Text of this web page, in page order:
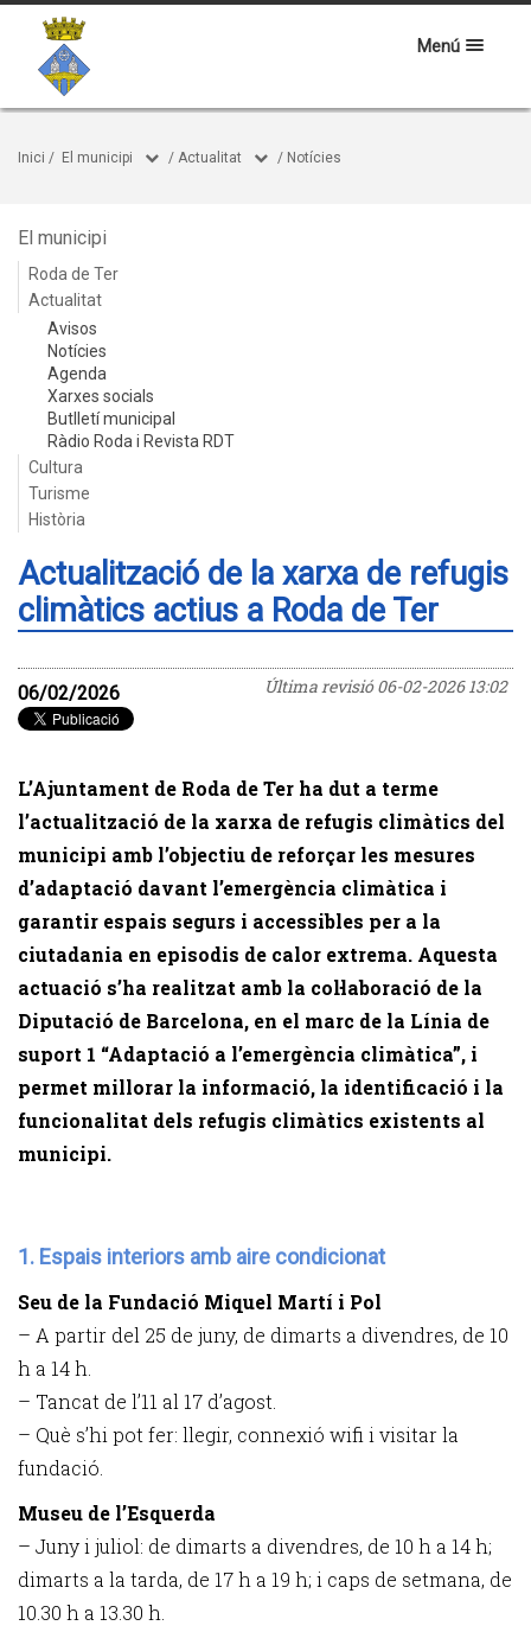
Menú
Inici / El municipi / Actualitat / Notícies
El municipi
Roda de Ter
Actualitat
Avisos
Notícies
Agenda
Xarxes socials
Butlletí municipal
Ràdio Roda i Revista RDT
Cultura
Turisme
Història
Actualització de la xarxa de refugis
climàtics actius a Roda de Ter
Última revisió06-02-2026 13:02
06/02/2026
L’Ajuntament de Roda de Ter ha dut a terme
l’actualització de la xarxa de refugis climàtics del
municipi amb l’objectiu de reforçar les mesures
d’adaptació davant l’emergència climàtica i
garantir espais segurs i accessibles per a la
ciutadania en episodis de calor extrema. Aquesta
actuació s’ha realitzat amb la col·laboració de la
Diputació de Barcelona, en el marc de la Línia de
suport 1 “Adaptació a l’emergència climàtica”, i
permet millorar la informació, la identificació i la
funcionalitat dels refugis climàtics existents al
municipi.
1. Espais interiors amb aire condicionat
Seu de la Fundació Miquel Martí i Pol
– A partir del 25 de juny, de dimarts a divendres, de 10
h a 14 h.
– Tancat de l’11 al 17 d’agost.
– Què s’hi pot fer: llegir, connexió wifi i visitar la
fundació.
Museu de l’Esquerda
– Juny i juliol: de dimarts a divendres, de 10 h a 14 h;
dimarts a la tarda, de 17 h a 19 h; i caps de setmana, de
10.30 h a 13.30 h.